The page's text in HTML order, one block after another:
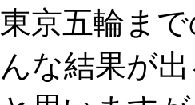
東京五輪ま
んな結果が